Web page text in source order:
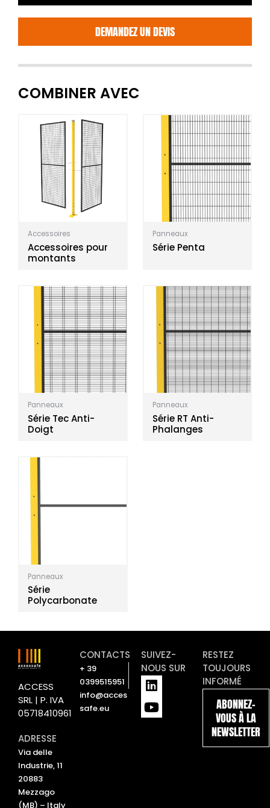
DEMANDEZ UN DEVIS
COMBINER AVEC
Accessoires
Accessoires pour
montants
Panneaux
Série Penta
Panneaux
Série Tec Anti-
Doigt
Panneaux
Série RT Anti-
Phalanges
Panneaux
Série
Polycarbonate
ACCESS
SRL | P. IVA
05718410961
ADRESSE
Via delle
Industrie, 11
20883
Mezzago
(MB) – Italy
CONTACTS
+ 39
0399515951
info@acces
safe.eu
SUIVEZ-
NOUS SUR
L
i
n
k
Y
o
u
t
RESTEZ
TOUJOURS
INFORMÉ
ABONNEZ-
VOUS À LA
NEWSLETTER